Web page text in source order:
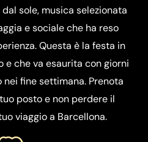
sole, musica selezionata
e sociale che ha reso
Questa è la festa in
che va esaurita con giorni
fine settimana. Prenota
posto e non perdere il
viaggio a Barcellona.